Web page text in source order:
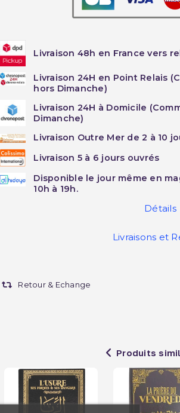
Livraison 48h en France vers
Livraison 24H en Point Relais
hors Dimanche)
Livraison 24H à Domicile
Dimanche)
Livraison Outre Mer de 2 à 10
Livraison 5 à 6 jours ouvrés
Disponible le jour même en
10h à 19h.
Détails
Livraisons et
Retour & Echange
Produits